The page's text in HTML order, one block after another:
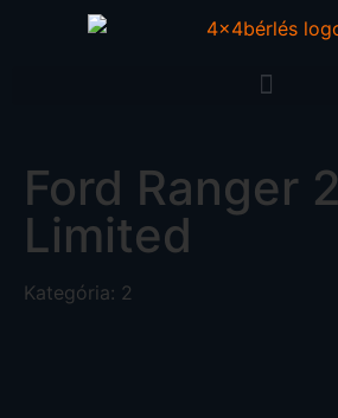
Ford Ranger
Limited
Kategória: 2